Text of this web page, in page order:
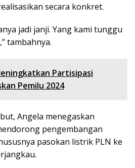
secara konkret.
jadi janji. Yang kami tunggu
tambahnya.
Partisipasi
Pemilu 2024
Angela menegaskan
pengembangan
pasokan listrik PLN ke